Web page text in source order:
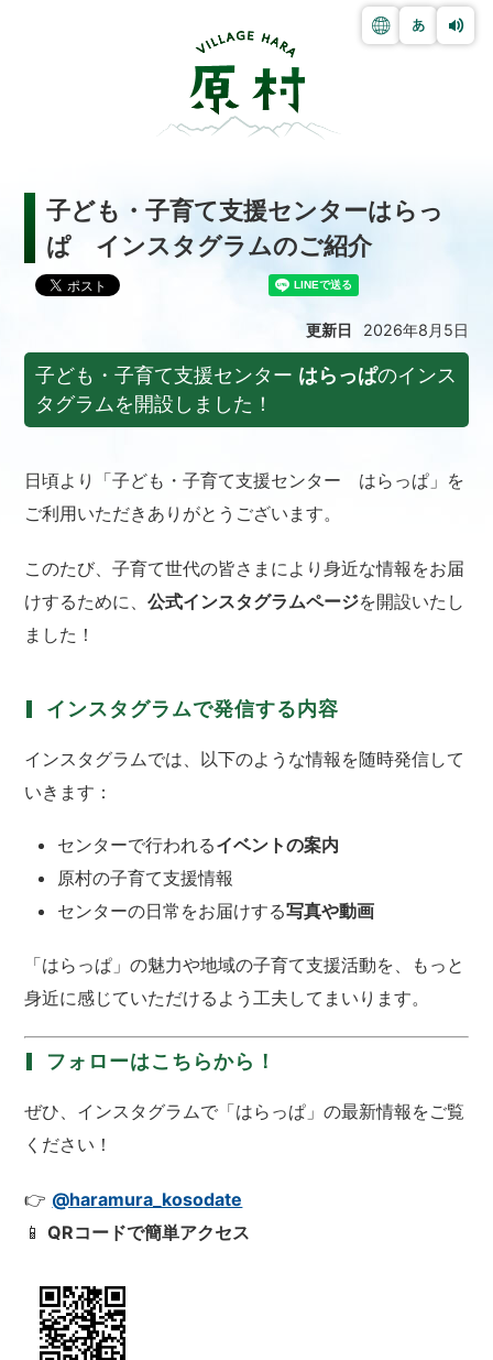
子ども・子育て支援センターはらっ
ぱ インスタグラムのご紹介
更新日 2026年8月5日
子ども・子育て支援センター はらっぱのインス
タグラムを開設しました！
日頃より「子ども・子育て支援センター はらっぱ」を
ご利用いただきありがとうございます。
このたび、子育て世代の皆さまにより身近な情報をお届
けするために、公式インスタグラムページを開設いたし
ました！
インスタグラムで発信する内容
インスタグラムでは、以下のような情報を随時発信して
いきます：
センターで行われるイベントの案内
原村の子育て支援情報
センターの日常をお届けする写真や動画
「はらっぱ」の魅力や地域の子育て支援活動を、もっと
身近に感じていただけるよう工夫してまいります。
フォローはこちらから！
ぜひ、インスタグラムで「はらっぱ」の最新情報をご覧
ください！
👉 @haramura_kosodate
📱QRコードで簡単アクセス